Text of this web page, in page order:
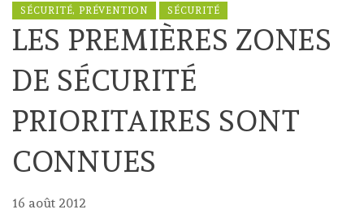
SÉCURITÉ, PRÉVENTION SÉCURITÉ
LES PREMIÈRES ZONES
DE SÉCURITÉ
PRIORITAIRES SONT
CONNUES
16 août 2012